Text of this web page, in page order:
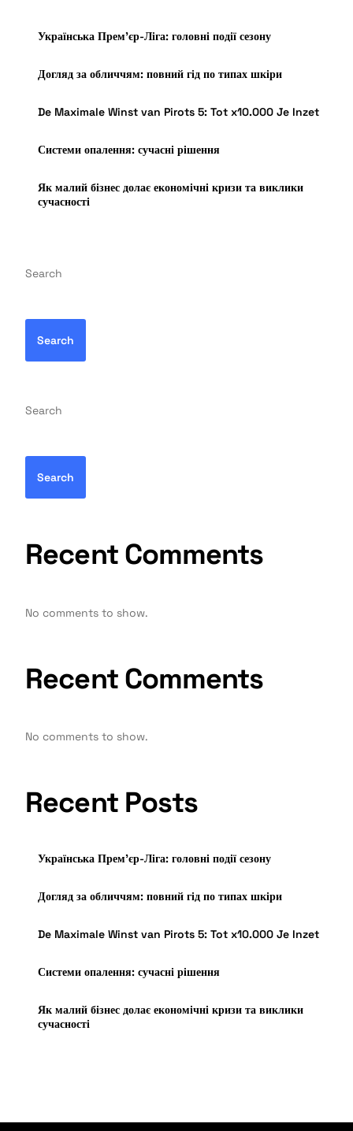
Українська Прем’єр-Ліга: головні події сезону
Догляд за обличчям: повний гід по типах шкіри
De Maximale Winst van Pirots 5: Tot x10.000 Je Inzet
Системи опалення: сучасні рішення
Як малий бізнес долає економічні кризи та виклики
сучасності
Search
Search
Search
Search
Recent Comments
No comments to show.
Recent Comments
No comments to show.
Recent Posts
Українська Прем’єр-Ліга: головні події сезону
Догляд за обличчям: повний гід по типах шкіри
De Maximale Winst van Pirots 5: Tot x10.000 Je Inzet
Системи опалення: сучасні рішення
Як малий бізнес долає економічні кризи та виклики
сучасності